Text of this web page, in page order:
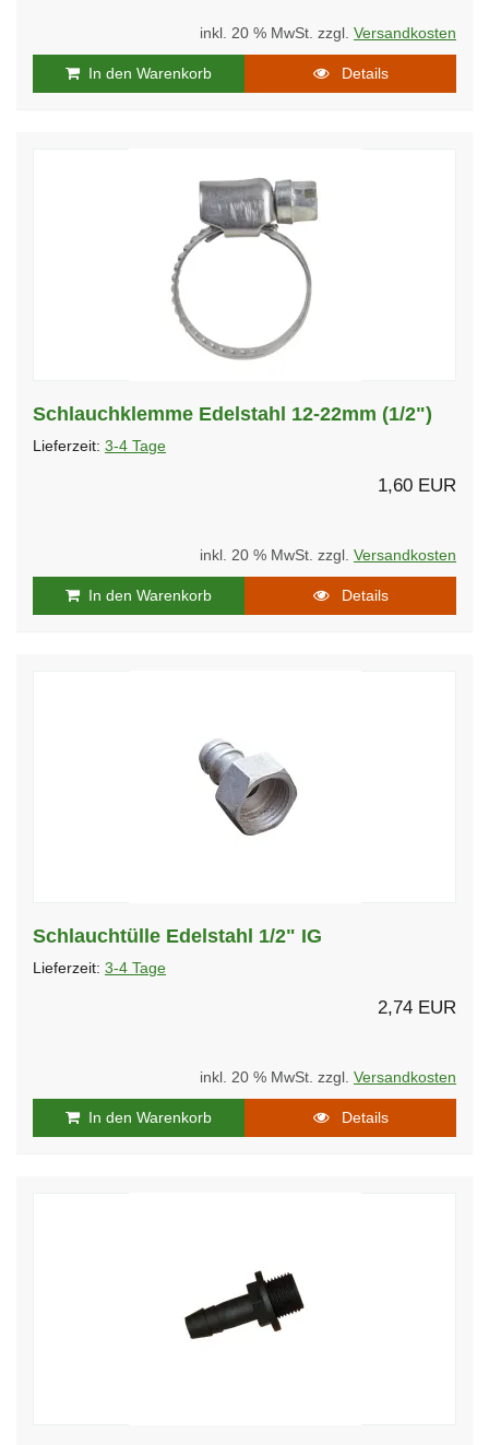
inkl. 20 % MwSt. zzgl. Versandkosten
In den Warenkorb Details
Schlauchklemme Edelstahl 12-22mm (1/2")
Lieferzeit: 3-4 Tage
1,60 EUR
inkl. 20 % MwSt. zzgl. Versandkosten
In den Warenkorb Details
Schlauchtülle Edelstahl 1/2" IG
Lieferzeit: 3-4 Tage
2,74 EUR
inkl. 20 % MwSt. zzgl. Versandkosten
In den Warenkorb Details